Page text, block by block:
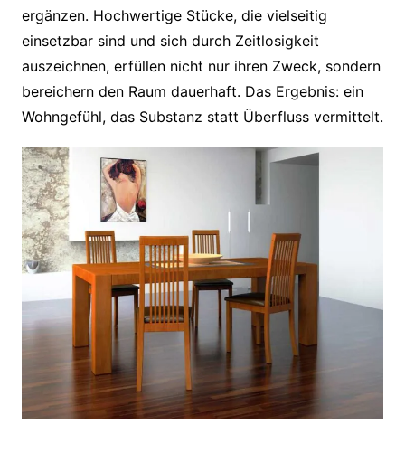
ergänzen. Hochwertige Stücke, die vielseitig
einsetzbar sind und sich durch Zeitlosigkeit
auszeichnen, erfüllen nicht nur ihren Zweck, sondern
bereichern den Raum dauerhaft. Das Ergebnis: ein
Wohngefühl, das Substanz statt Überfluss vermittelt.